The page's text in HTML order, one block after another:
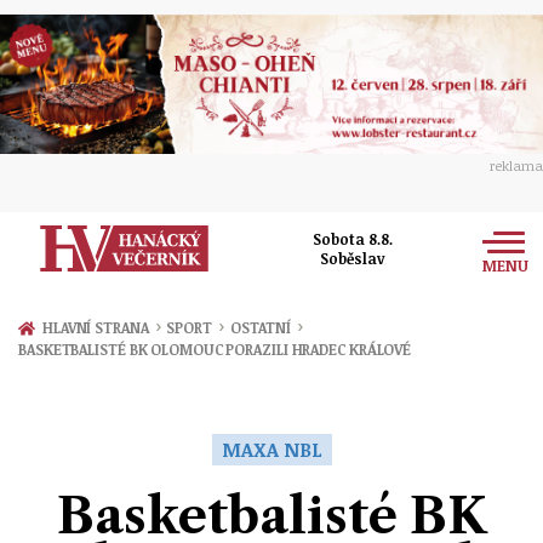
reklama
Sobota 8.8.
Soběslav
MENU
Zprávy
Přerov
Ekonomika
Ženy
Sport
HLAVNÍ STRANA › SPORT › OSTATNÍ ›
BASKETBALISTÉ BK OLOMOUC PORAZILI HRADEC KRÁLOVÉ
MAXA NBL
Basketbalisté BK